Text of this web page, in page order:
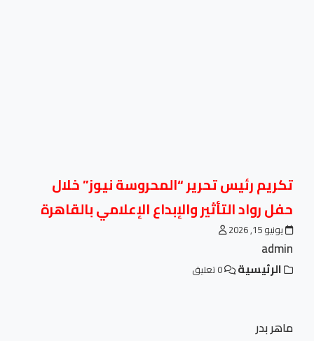
تكريم رئيس تحرير “المحروسة نيوز” خلال
حفل رواد التأثير والإبداع الإعلامي بالقاهرة
يونيو 15, 2026
admin
الرئيسية
ماهر بدر